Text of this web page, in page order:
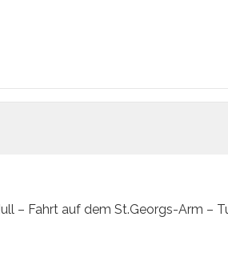
– Fahrt auf dem St.Georgs-Arm –